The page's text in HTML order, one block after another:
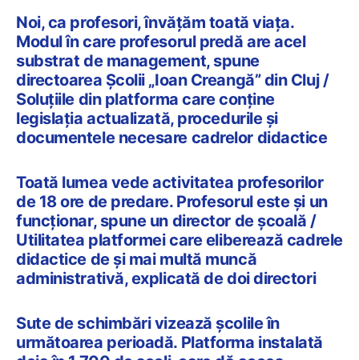
Noi, ca profesori, învățăm toată viața.
Modul în care profesorul predă are acel
substrat de management, spune
directoarea Școlii „Ioan Creangă” din Cluj /
Soluțiile din platforma care conține
legislația actualizată, procedurile și
documentele necesare cadrelor didactice
Toată lumea vede activitatea profesorilor
de 18 ore de predare. Profesorul este și un
funcționar, spune un director de școală /
Utilitatea platformei care eliberează cadrele
didactice de și mai multă muncă
administrativă, explicată de doi directori
Sute de schimbări vizează școlile în
următoarea perioadă. Platforma instalată